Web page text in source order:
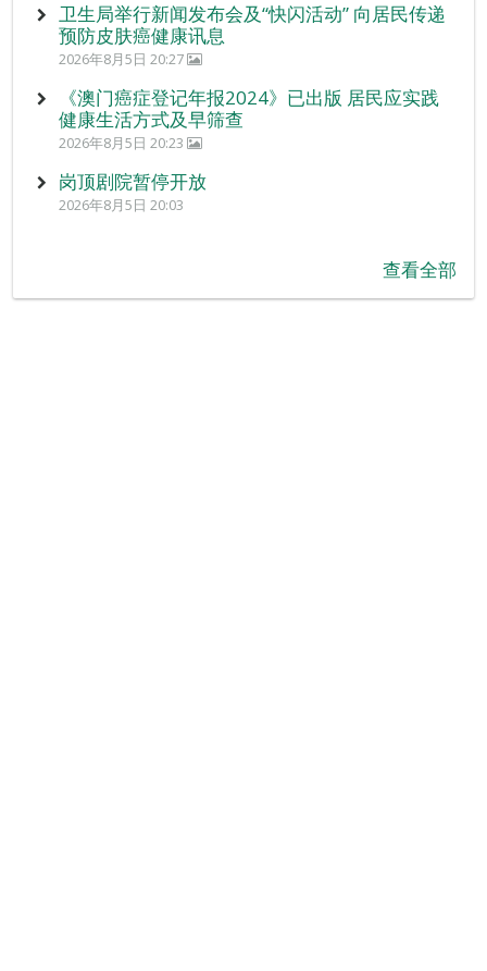
卫生局举行新闻发布会及“快闪活动” 向居民传递
预防皮肤癌健康讯息
2026年8月5日 20:27
《澳门癌症登记年报2024》已出版 居民应实践
健康生活方式及早筛查
2026年8月5日 20:23
岗顶剧院暂停开放
2026年8月5日 20:03
查看全部